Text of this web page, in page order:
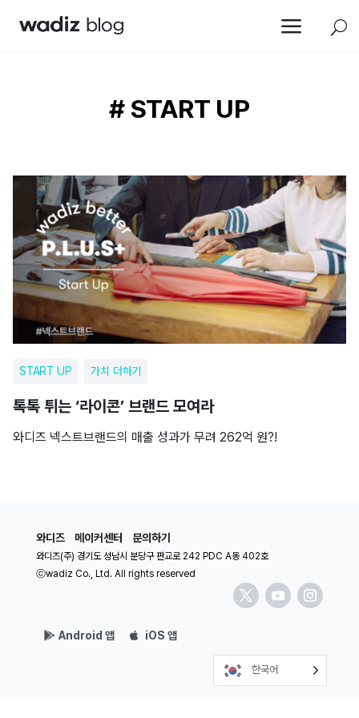
a U
# START UP
START UP 가치 더하기
톡톡 튀는 ‘라이콘’ 브랜드 모여라
와디즈 넥스트브랜드의 매출 성과가 무려 262억 원?!
와디즈 메이커센터 문의하기
와디즈(주) 경기도 성남시 분당구 판교로 242 PDC A동 402호
ⓒwadiz Co., Ltd. All rights reserved
Android 앱 iOS 앱
한국어